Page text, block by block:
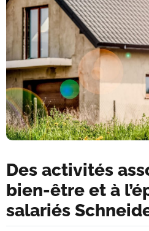
Des activités
bien-être et à
salariés